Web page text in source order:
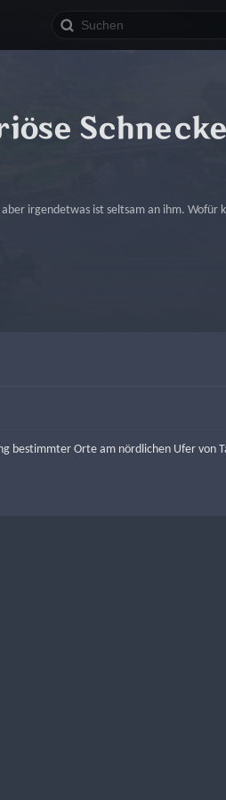
Schnecke
aber irgendetwas ist seltsam an ihm. Wofür
bestimmter Orte am nördlichen Ufer von